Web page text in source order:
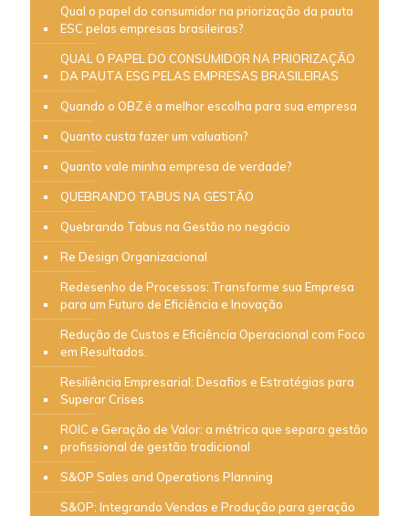
Qual o papel do consumidor na priorização da pauta
ESC pelas empresas brasileiras?
QUAL O PAPEL DO CONSUMIDOR NA PRIORIZAÇÃO
DA PAUTA ESG PELAS EMPRESAS BRASILEIRAS
Quando o OBZ é a melhor escolha para sua empresa
Quanto custa fazer um valuation?
Quanto vale minha empresa de verdade?
QUEBRANDO TABUS NA GESTÃO
Quebrando Tabus na Gestão no negócio
Re Design Organizacional
Redesenho de Processos: Transforme sua Empresa
para um Futuro de Eficiência e Inovação
Redução de Custos e Eficiência Operacional com Foco
em Resultados.
Resiliência Empresarial: Desafios e Estratégias para
Superar Crises
ROIC e Geração de Valor: a métrica que separa gestão
profissional de gestão tradicional
S&OP Sales and Operations Planning
S&OP: Integrando Vendas e Produção para geração